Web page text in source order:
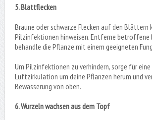
5. Blattflecken
Braune oder schwarze Flecken auf den Blättern
Pilzinfektionen hinweisen. Entferne betroffene
behandle die Pflanze mit einem geeigneten
Um Pilzinfektionen zu verhindern, sorge für
Luftzirkulation um deine Pflanzen herum und
Bewässerung von oben.
6. Wurzeln wachsen aus dem Topf